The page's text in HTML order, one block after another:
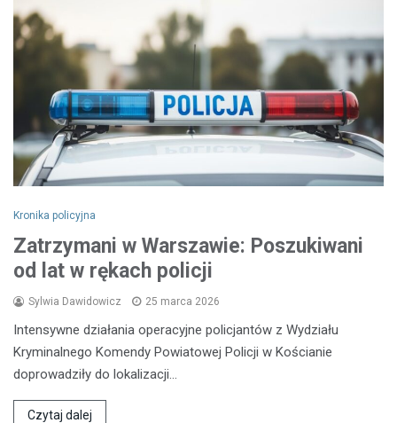
Kronika policyjna
Zatrzymani w Warszawie: Poszukiwani
od lat w rękach policji
Sylwia Dawidowicz 25 marca 2026
Intensywne działania operacyjne policjantów z Wydziału
Kryminalnego Komendy Powiatowej Policji w Kościanie
doprowadziły do lokalizacji…
Czytaj dalej